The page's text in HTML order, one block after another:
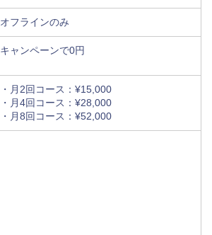
オフラインのみ
キャンペーンで0円
・月2回コース：¥15,000
・月4回コース：¥28,000
・月8回コース：¥52,000